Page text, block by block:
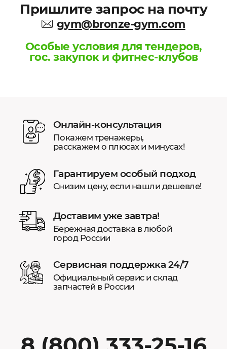
Пришлите запрос на почту
gym@bronze-gym.com
Особые условия для тендеров,
гос. закупок и фитнес-клубов
Онлайн-консультация
Покажем тренажеры,
расскажем о плюсах и минусах!
Гарантируем особый подход
Снизим цену, если нашли дешевле!
Доставим уже завтра!
Бережная доставка в любой
город России
Сервисная поддержка 24/7
Официальный сервис и склад
запчастей в России